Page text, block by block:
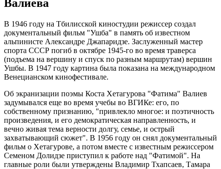
Валиева
В 1946 году на Тбилисской киностудии режиссер создал
документальный фильм "Ушба" в память об известном
альпинисте Александре Джапаридзе. Заслуженный мастер
спорта СССР погиб в октябре 1945-го во время траверса
(подъема на вершину и спуск по разным маршрутам) вершин
Ушбы. В 1947 году картина была показана на международном
Венецианском кинофестивале.
Об экранизации поэмы Коста Хетагурова "Фатима" Валиев
задумывался еще во время учебы во ВГИКе: его, по
собственному признанию, "привлекло многое: и поэтичность
произведения, и его демократическая направленность, и
вечно живая тема верности долгу, семье, и острый
захватывающий сюжет". В 1956 году он снял документальный
фильм о Хетагурове, а потом вместе с известным режиссером
Семеном Долидзе приступил к работе над "Фатимой". На
главные роли были утверждены Владимир Тхапсаев, Тамара